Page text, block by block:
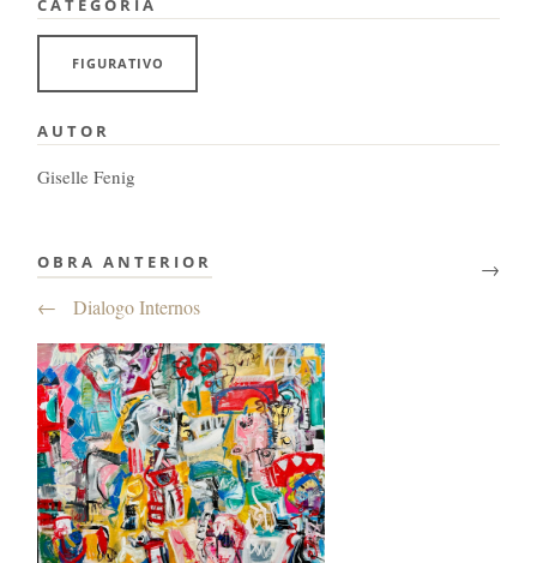
CATEGORÍA
FIGURATIVO
AUTOR
Giselle Fenig
OBRA ANTERIOR
← Dialogo Internos
→